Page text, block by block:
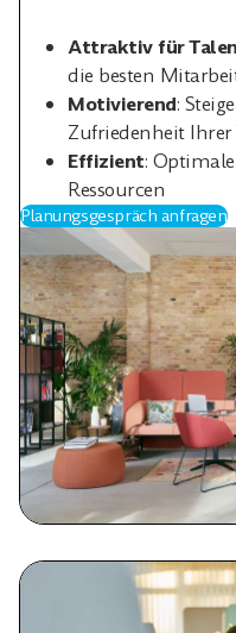
Attraktiv für
die besten
Motivierend:
Zufriedenheit Ihrer
Effizient:
Ressourcen
Planungsgespräch anfragen